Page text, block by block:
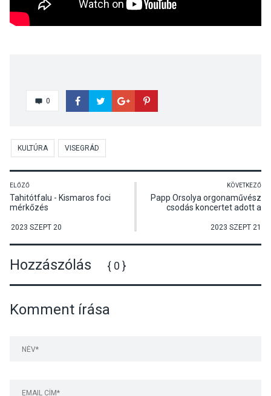
0
KULTÚRA VISEGRÁD
ELŐZŐ
Tahitótfalu - Kismaros foci
mérkőzés
2023 SZEPT 20
KÖVETKEZŐ
Papp Orsolya orgonaművész
csodás koncertet adott a
Éjszakáján
2023 SZEPT 21
Hozzászólás { 0 }
Komment írása